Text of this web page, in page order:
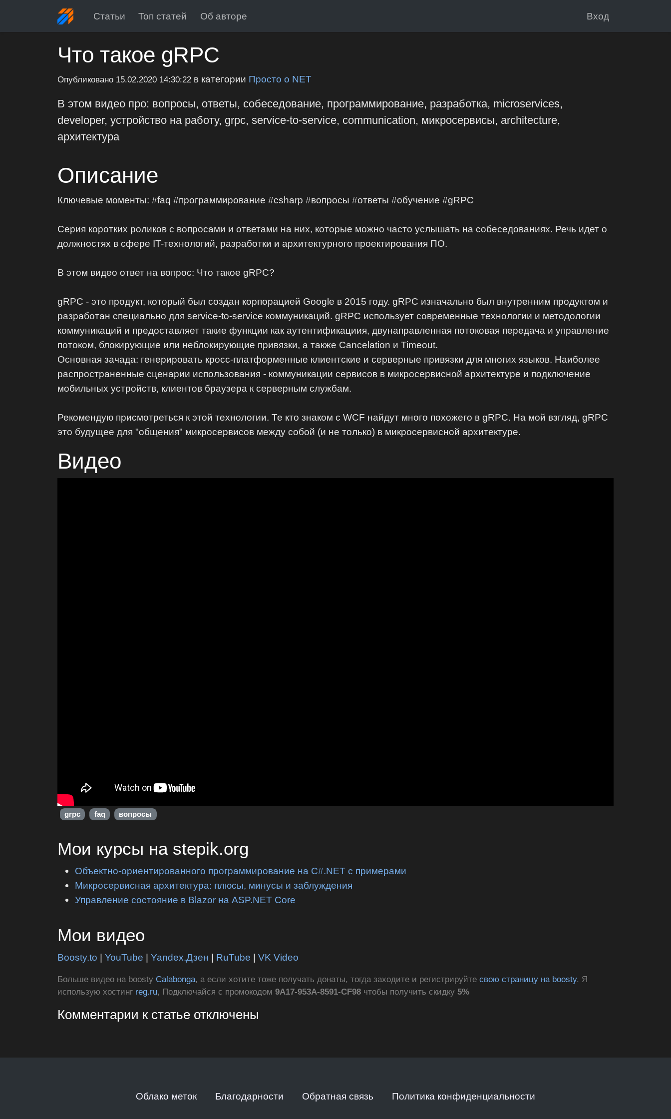
Статьи Топ статей Об авторе Вход
Что такое gRPC
Опубликовано 15.02.2020 14:30:22 в категории Просто о NET
В этом видео про: вопросы, ответы, собеседование, программирование, разработка, microservices,
developer, устройство на работу, grpc, service-to-service, communication, микросервисы, architecture,
архитектура
Описание
Ключевые моменты: #faq #программирование #csharp #вопросы #ответы #обучение #gRPC
Серия коротких роликов с вопросами и ответами на них, которые можно часто услышать на собеседованиях. Речь идет о
должностях в сфере IT-технологий, разработки и архитектурного проектирования ПО.
В этом видео ответ на вопрос: Что такое gRPC?
gRPC - это продукт, который был создан корпорацией Google в 2015 году. gRPC изначально был внутренним продуктом и
разработан специально для service-to-service коммуникаций. gRPC использует современные технологии и методологии
коммуникаций и предоставляет такие функции как аутентификациия, двунаправленная потоковая передача и управление
потоком, блокирующие или неблокирующие привязки, а также Cancelation и Timeout.
Основная зачада: генерировать кросс-платформенные клиентские и серверные привязки для многих языков. Наиболее
распространенные сценарии использования - коммуникации сервисов в микросервисной архитектуре и подключение
мобильных устройств, клиентов браузера к серверным службам.
Рекомендую присмотреться к этой технологии. Те кто знаком с WCF найдут много похожего в gRPC. На мой взгляд, gRPC
это будущее для "общения" микросервисов между собой (и не только) в микросервисной архитектуре.
Видео
grpc faq вопросы
Мои курсы на stepik.org
Объектно-ориентированного программирование на C#.NET с примерами
Микросервисная архитектура: плюсы, минусы и заблуждения
Управление состояние в Blazor на ASP.NET Core
Мои видео
Boosty.to |YouTube |Yandex.Дзен | RuTube |VK Video
Больше видео на boosty Calabonga, а если хотите тоже получать донаты, тогда заходите и регистрируйтесвою страницу на boosty. Я
использую хостинг reg.ru, Подключайся с промокодом9A17-953A-8591-CF98 чтобы получить скидку5%
Комментарии к статье отключены
Облако меток Благодарности Обратная связь Политика конфиденциальности